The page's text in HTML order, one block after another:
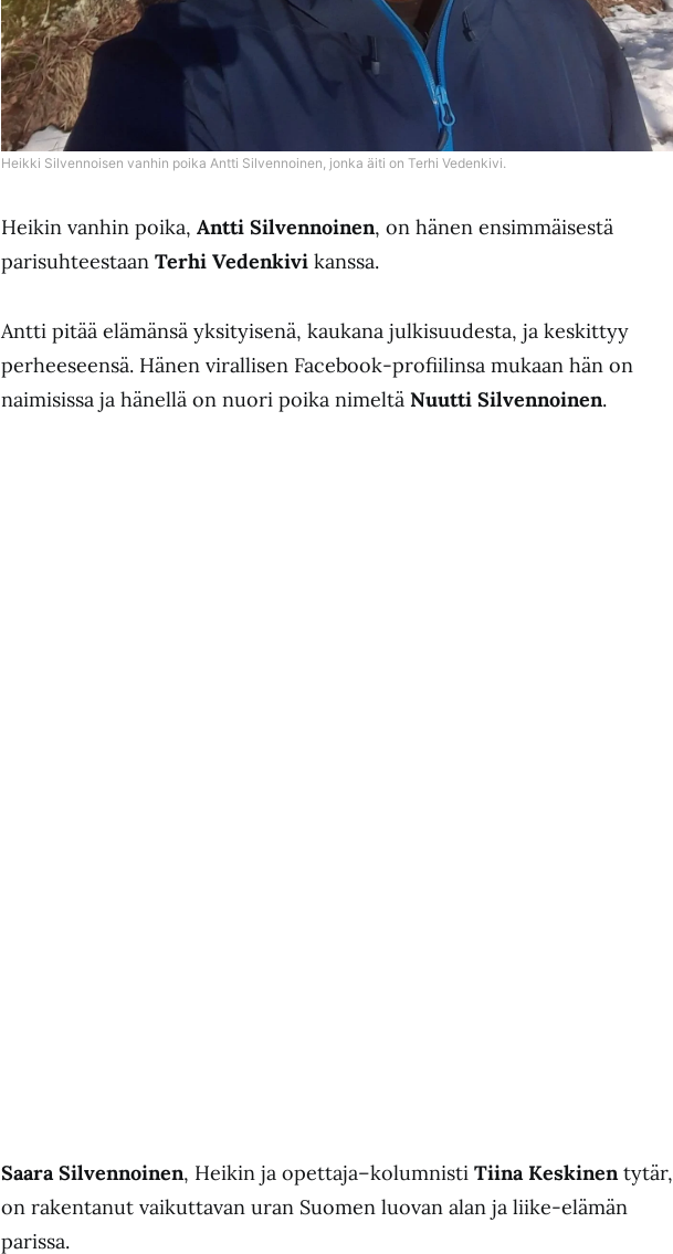
Heikki Silvennoisen vanhin poika Antti Silvennoinen, jonka äiti on Terhi Vedenkivi.
Heikin vanhin poika, Antti Silvennoinen, on hänen ensimmäisestä
parisuhteestaan Terhi Vedenkivi kanssa.
Antti pitää elämänsä yksityisenä, kaukana julkisuudesta, ja keskittyy
perheeseensä. Hänen virallisen Facebook-profiilinsa mukaan hän on
naimisissa ja hänellä on nuori poika nimeltä Nuutti Silvennoinen.
Saara Silvennoinen, Heikin ja opettaja–kolumnisti Tiina Keskinentytär,
on rakentanut vaikuttavan uran Suomen luovan alan ja liike-elämän
parissa.